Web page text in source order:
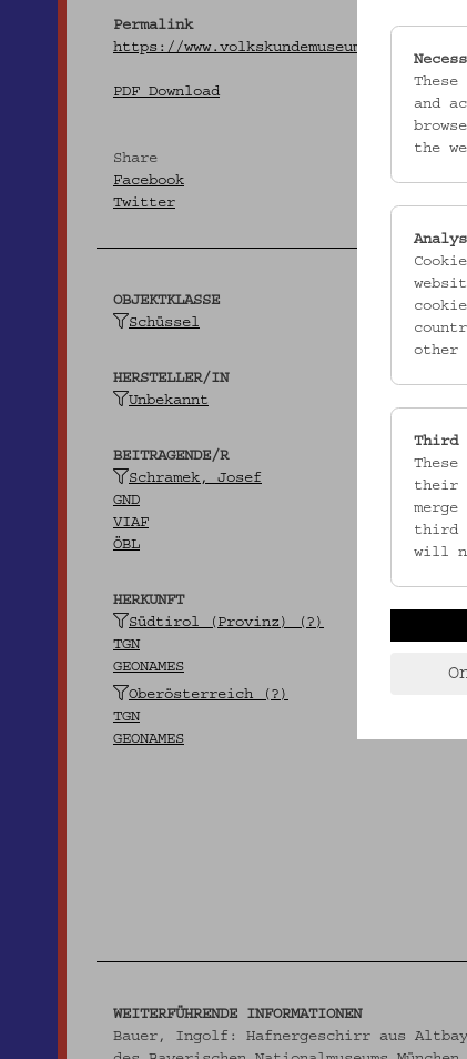
Permalink
https://www.volkskundemuseum.at/
PDF Download
Share
Facebook
Twitter
OBJEKTKLASSE
Schüssel
HERSTELLER/IN
Unbekannt
BEITRAGENDE/R
Schramek, Josef
GND
VIAF
ÖBL
HERKUNFT
Südtirol (Provinz) (?)
TGN
GEONAMES
Oberösterreich (?)
TGN
GEONAMES
WEITERFÜHRENDE INFORMATIONEN
Bauer, Ingolf: Hafnergeschirr aus
and
the
other
Third
their
third
will